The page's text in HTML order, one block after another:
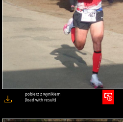
pobierz z wynikiem
(load with result)